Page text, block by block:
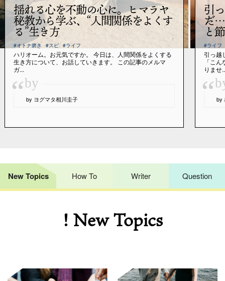
揺れる心を不動の心に。ヒマラヤ
秘教から学ぶ、“人間関係をよくす
る”生き方
#オトナ磨き #スピ #ライフ
ハリオーム。お元気ですか。 今日は、人間関係をよくする
生き方について、お話していきます。 この記事のメルマ
ガ...
“by
by ヨグマタ相川圭子
引
だ…
と
#ライフ
引っ越
「こ
りませ
“ by
New Topics How To Writer Question
! New Topics